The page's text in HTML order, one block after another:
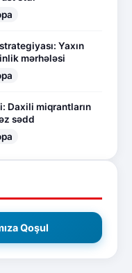
Yaxın
mərhələsi
Daxili miqrantların
sədd
Qoşul